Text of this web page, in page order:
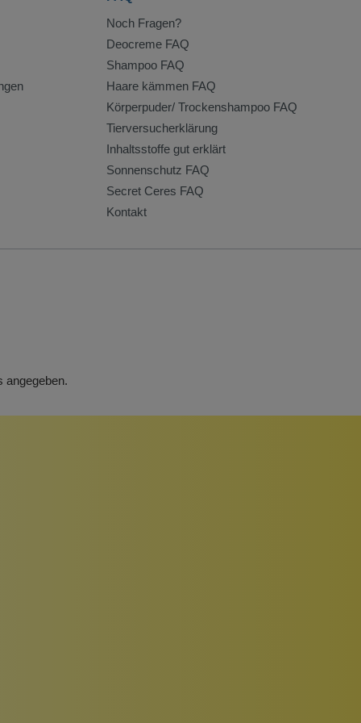
Noch Fragen?
Deocreme FAQ
Shampoo FAQ
Haare kämmen FAQ
Körperpuder/ Trockenshampoo FAQ
Tierversucherklärung
Inhaltsstoffe gut erklärt
Sonnenschutz FAQ
Secret Ceres FAQ
Kontakt
angegeben.